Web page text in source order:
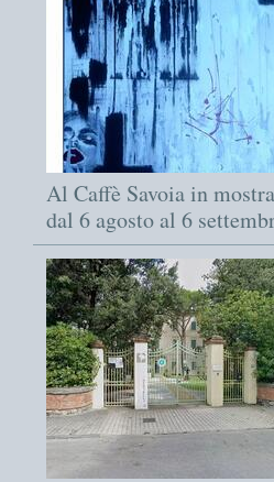
Al Caffè Savoia in
dal 6 agosto al 6